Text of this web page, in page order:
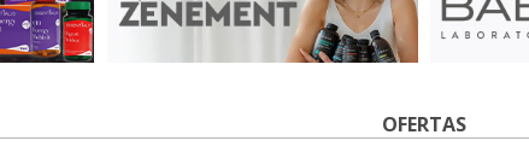
OFERTAS